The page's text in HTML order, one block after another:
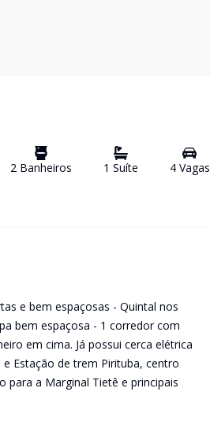
2Banheiros 1 Suíte 4Vagas
e bem espaçosas - Quintal nos
bem espaçosa - 1 corredor com
em cima. Já possui cerca elétrica
Estação de trem Pirituba, centro
para a Marginal Tietê e principais